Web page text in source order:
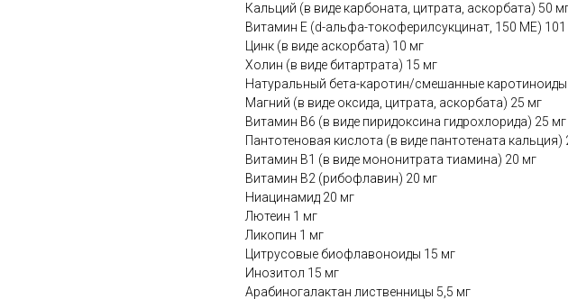
Кальций (в виде карбоната, цитрата, аскорбата) 50
Витамин Е (d-альфа-токоферилсукцинат, 150 МЕ) 101
Цинк (в виде аскорбата) 10 мг
Холин (в виде битартрата) 15 мг
Натуральный бета-каротин/смешанные каротиноиды
Магний (в виде оксида, цитрата, аскорбата) 25 мг
Витамин B6 (в виде пиридоксина гидрохлорида) 25 мг
Пантотеновая кислота (в виде пантотената кальция)
Витамин B1 (в виде мононитрата тиамина) 20 мг
Витамин B2 (рибофлавин) 20 мг
Ниацинамид 20 мг
Лютеин 1 мг
Ликопин 1 мг
Цитрусовые биофлавоноиды 15 мг
Инозитол 15 мг
Арабиногалактан лиственницы 5,5 мг